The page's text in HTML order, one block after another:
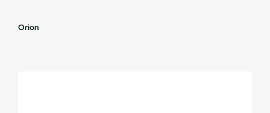
Orion